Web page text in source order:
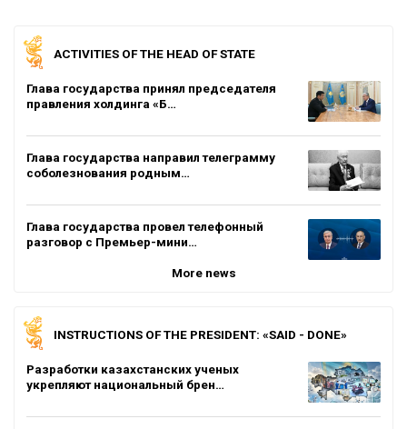
ACTIVITIES OF THE HEAD OF STATE
Глава государства принял председателя
правления холдинга «Б…
Глава государства направил телеграмму
соболезнования родным…
Глава государства провел телефонный
разговор с Премьер-мини…
More news
INSTRUCTIONS OF THE PRESIDENT: «SAID - DONE»
Разработки казахстанских ученых
укрепляют национальный брен…